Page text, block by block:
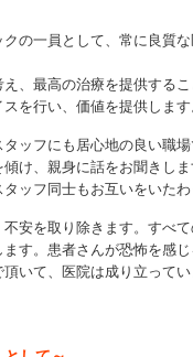
の一員として、常に良質
、最高の治療を提供する
を行い、価値を提供しま
ッフにも居心地の良い職
け、親身に話をお聞きし
ッフ同士もお互いをいた
安を取り除きます。すべ
す。患者さんが恐怖を感
いて、医院は成り立って